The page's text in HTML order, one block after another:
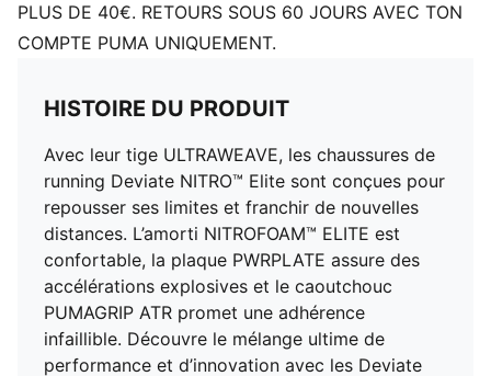
Recommandé pour : pronateurs neutres
Détails brandés PUMA
PLUS DE 40€. RETOURS SOUS 60 JOURS AVEC TON
COMPTE PUMA UNIQUEMENT.
HISTOIRE DU PRODUIT
Avec leur tige ULTRAWEAVE, les chaussures de
running Deviate NITRO™ Elite sont conçues pour
repousser ses limites et franchir de nouvelles
distances. L’amorti NITROFOAM™ ELITE est
confortable, la plaque PWRPLATE assure des
accélérations explosives et le caoutchouc
PUMAGRIP ATR promet une adhérence
infaillible. Découvre le mélange ultime de
performance et d’innovation avec les Deviate